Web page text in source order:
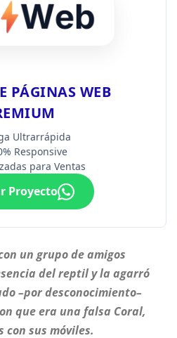
PÁGINAS WEB
Ultrarrápida
Responsive
para Ventas
Proyecto
un grupo de amigos
del reptil y la agarró
–por desconocimiento–
que era una falsa Coral,
sus móviles.